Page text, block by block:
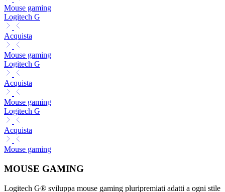
Mouse gaming
Logitech G
Acquista
Mouse gaming
Logitech G
Acquista
Mouse gaming
Logitech G
Acquista
Mouse gaming
MOUSE GAMING
Logitech G® sviluppa mouse gaming pluripremiati adatti a ogni stile